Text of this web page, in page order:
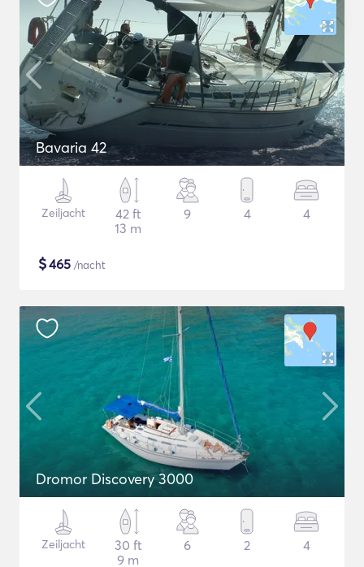
Bavaria 42
Zeiljacht
42 ft
13 m
9 4 4
$465 /nacht
Dromor Discovery 3000
Zeiljacht
30 ft
9 m
6 2 4